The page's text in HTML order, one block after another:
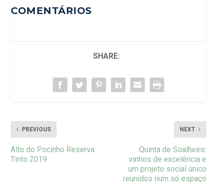
COMENTÁRIOS
SHARE:
PREVIOUS
Alto do Pocinho Reserva
Tinto 2019⁠
NEXT
Quinta de Soalheiro:
vinhos de excelência e
um projeto social único
reunidos num só espaço